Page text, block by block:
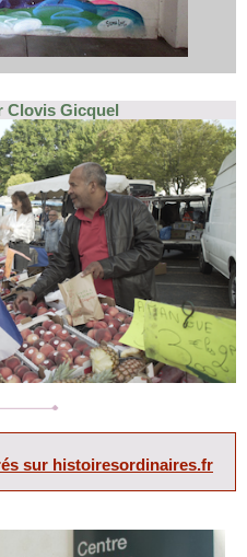
Clovis Gicquel
sur histoiresordinaires.fr